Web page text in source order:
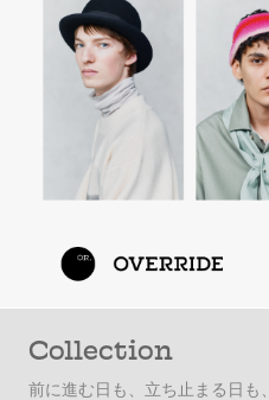
Collection
前に進む日も、立ち止まる日も、